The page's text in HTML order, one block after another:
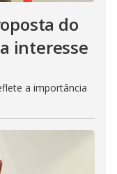
do
interesse
a importância